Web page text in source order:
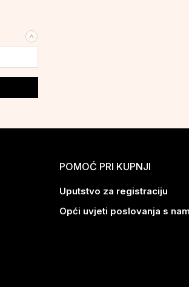
POMOĆ PRI KUPNJI
Uputstvo za registraciju
Opći uvjeti poslovanja s